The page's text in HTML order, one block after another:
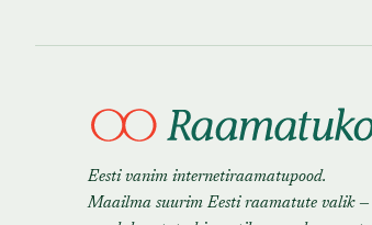
Eesti vanim internetiraamatupood.
Maailma suurim Eesti raamatute valik —